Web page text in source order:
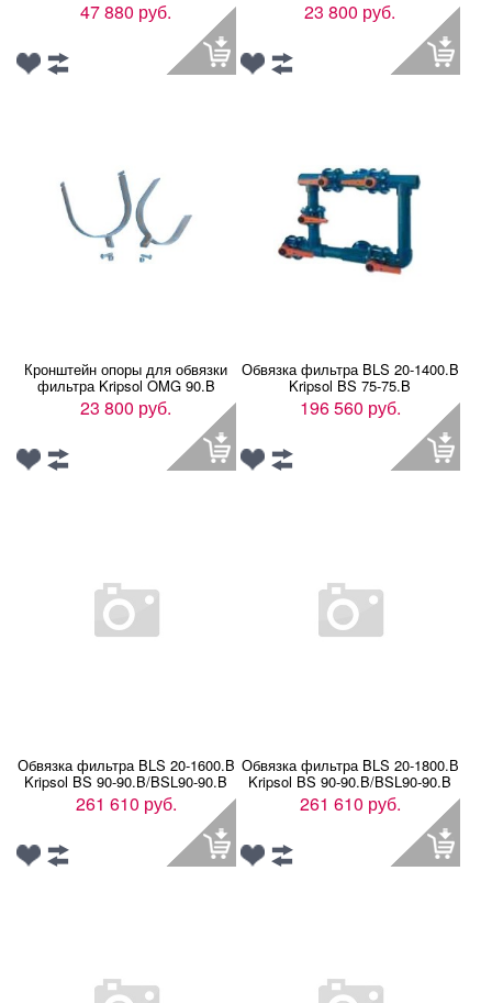
47 880 руб. 23 800 руб.
Кронштейн опоры для обвязки
фильтра Kripsol OMG 90.B
23 800 руб.
Обвязка фильтра BLS 20-1400.B
Kripsol BS 75-75.B
196 560 руб.
Обвязка фильтра BLS 20-1600.B
Kripsol BS 90-90.B/BSL90-90.B
261 610 руб.
Обвязка фильтра BLS 20-1800.В
Kripsol BS 90-90.B/BSL90-90.B
261 610 руб.